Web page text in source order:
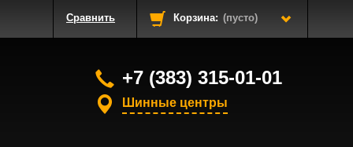
Сравнить Корзина: (пусто)
+7 (383) 315-01-01
Шинные центры